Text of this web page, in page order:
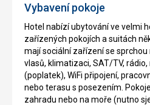
Vybavení pokoje
Hotel nabízí ubytování ve velmi
zařízených pokojích a suitách
mají sociální zařízení se
vlasů, klimatizaci, SAT/TV, rádio,
(poplatek), WiFi připojení,
nebo terasu s posezením.
zahradu nebo na moře (nutno